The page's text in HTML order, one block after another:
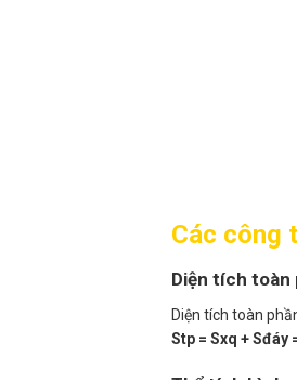
Các công
Diện tích toàn
Diện tích toàn
Stp = Sxq + Sđáy